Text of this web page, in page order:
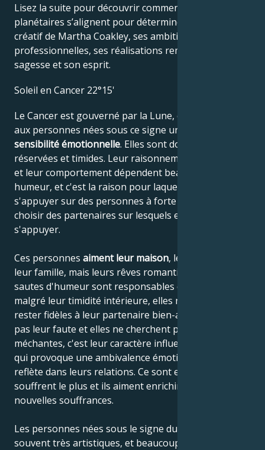
Lisez la suite pour découvrir comment les forces
planétaires s’alignent pour déterminer le génie
créatif de Martha Coakley, ses ambitions
professionnelles, ses réalisations remarquables, sa
sagesse et son esprit.
Soleil en Cancer 22°15'
Le Cancer est gouverné par la Lune, ce qui confère
aux personnes nées sous ce signe une grande
sensibilité émotionnelle. Elles sont donc souvent
réservées et timides. Leur raisonnement, leur pensée
et leur comportement dépendent beaucoup de leur
humeur, et c'est la raison pour laquelle elles aiment
s'appuyer sur des personnes à forte personnalité et
choisir des partenaires sur lesquels elles peuvent
s'appuyer.
Ces personnes aiment leur maison, leurs parents et
leur famille, mais leurs rêves romantiques et leurs
sautes d'humeur sont responsables du fait que,
malgré leur timidité intérieure, elles ne peuvent pas
rester fidèles à leur partenaire bien-aimé. Ce n'est
pas leur faute et elles ne cherchent pas à être
méchantes, c'est leur caractère influencé par la Lune
qui provoque une ambivalence émotionnelle qui se
reflète dans leurs relations. Ce sont eux qui en
souffrent le plus et ils aiment enrichir leur âme de
nouvelles souffrances.
Les personnes nées sous le signe du Cancer sont
souvent très artistiques, et beaucoup d'entre elles